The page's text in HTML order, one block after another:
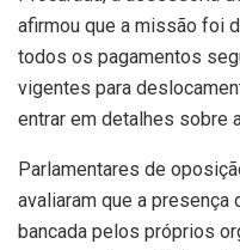
afirmou que a missão foi
todos os pagamentos
vigentes para
entrar em detalhes sobre
Parlamentares de
avaliaram que a
bancada pelos próprios